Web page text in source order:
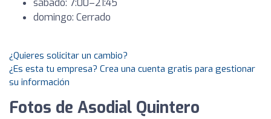
sábado: 7:00–21:45
domingo: Cerrado
¿Quieres solicitar un cambio?
¿Es esta tu empresa? Crea una cuenta gratis para gestionar
su información
Fotos de Asodial Quintero